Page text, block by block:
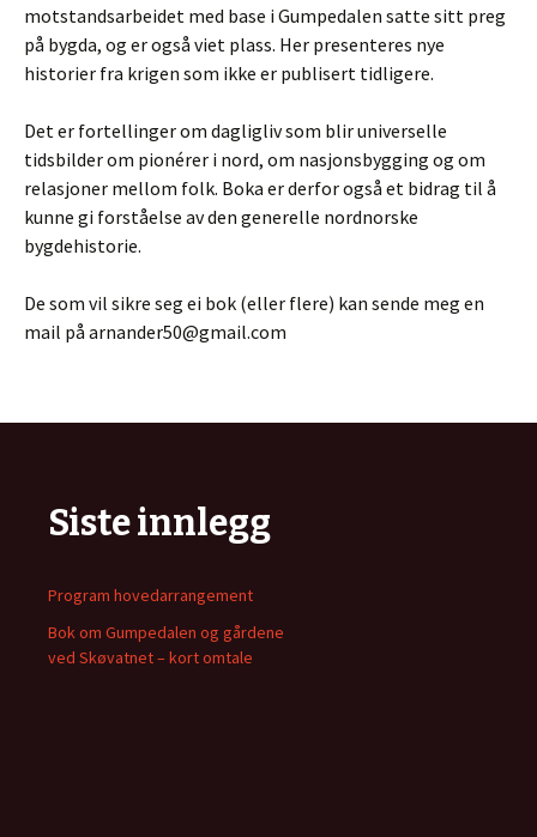
motstandsarbeidet med base i Gumpedalen satte sitt preg
på bygda, og er også viet plass. Her presenteres nye
historier fra krigen som ikke er publisert tidligere.
Det er fortellinger om dagligliv som blir universelle
tidsbilder om pionérer i nord, om nasjonsbygging og om
relasjoner mellom folk. Boka er derfor også et bidrag til å
kunne gi forståelse av den generelle nordnorske
bygdehistorie.
De som vil sikre seg ei bok (eller flere) kan sende meg en
mail på arnander50@gmail.com
Siste innlegg
Program hovedarrangement
Bok om Gumpedalen og gårdene
ved Skøvatnet – kort omtale